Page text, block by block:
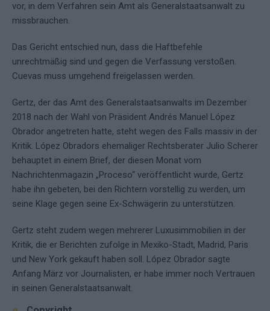
vor, in dem Verfahren sein Amt als Generalstaatsanwalt zu
missbrauchen.
Das Gericht entschied nun, dass die Haftbefehle
unrechtmäßig sind und gegen die Verfassung verstoßen.
Cuevas muss umgehend freigelassen werden.
Gertz, der das Amt des Generalstaatsanwalts im Dezember
2018 nach der Wahl von Präsident Andrés Manuel López
Obrador angetreten hatte, steht wegen des Falls massiv in der
Kritik. López Obradors ehemaliger Rechtsberater Julio Scherer
behauptet in einem Brief, der diesen Monat vom
Nachrichtenmagazin „Proceso“ veröffentlicht wurde, Gertz
habe ihn gebeten, bei den Richtern vorstellig zu werden, um
seine Klage gegen seine Ex-Schwägerin zu unterstützen.
Gertz steht zudem wegen mehrerer Luxusimmobilien in der
Kritik, die er Berichten zufolge in Mexiko-Stadt, Madrid, Paris
und New York gekauft haben soll. López Obrador sagte
Anfang März vor Journalisten, er habe immer noch Vertrauen
in seinen Generalstaatsanwalt.